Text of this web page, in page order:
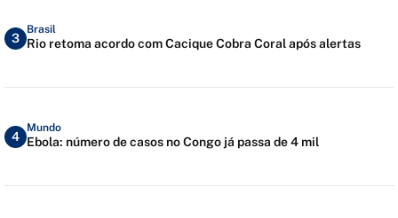
3
Brasil
Rio retoma acordo com Cacique Cobra Coral após alertas
4
Mundo
Ebola: número de casos no Congo já passa de 4 mil